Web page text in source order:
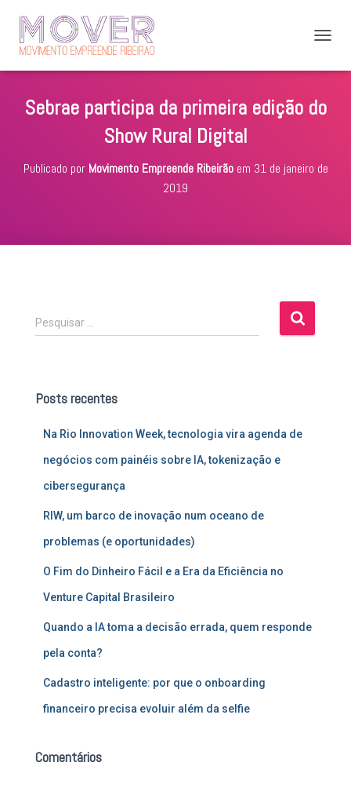
R
N
Sebrae participa da primeira edição do
Show Rural Digital
Publicado por Movimento Empreende Ribeirãoem 31 de janeiro de
2019
P
e
i
Pesquisar …
Posts recentes
Na Rio Innovation Week, tecnologia vira agenda de
negócios com painéis sobre IA, tokenização e
cibersegurança
RIW, um barco de inovação num oceano de
problemas (e oportunidades)
O Fim do Dinheiro Fácil e a Era da Eficiência no
Venture Capital Brasileiro
Quando a IA toma a decisão errada, quem responde
pela conta?
Cadastro inteligente: por que o onboarding
financeiro precisa evoluir além da selfie
Comentários